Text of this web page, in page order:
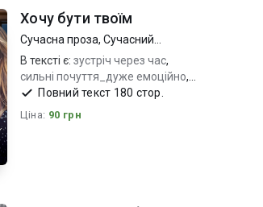
Хочу бути твоїм
Сучасна проза,Сучасний
любовний роман
В тексті є:зустріч через час,
сильні почуття_дуже емоційно,
різниця у віці_владний герой
Повний текст 180 стор.
Ціна: 90 грн